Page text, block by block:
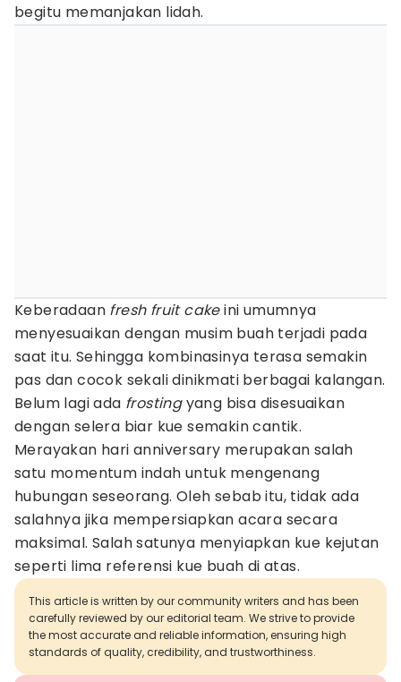
begitu memanjakan lidah.
Keberadaan fresh fruit cakeini umumnya
menyesuaikan dengan musim buah terjadi pada
saat itu. Sehingga kombinasinya terasa semakin
pas dan cocok sekali dinikmati berbagai kalangan.
Belum lagi ada frostingyang bisa disesuaikan
dengan selera biar kue semakin cantik.
Merayakan hari anniversary merupakan salah
satu momentum indah untuk mengenang
hubungan seseorang. Oleh sebab itu, tidak ada
salahnya jika mempersiapkan acara secara
maksimal. Salah satunya menyiapkan kue kejutan
seperti lima referensi kue buah di atas.
This article is written by our community writers and has been
carefully reviewed by our editorial team. We strive to provide
the most accurate and reliable information, ensuring high
standards of quality, credibility, and trustworthiness.